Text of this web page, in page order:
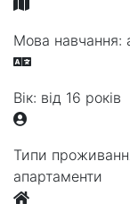
Мова навчання:
Вік: від 16 років
Типи
апартаменти